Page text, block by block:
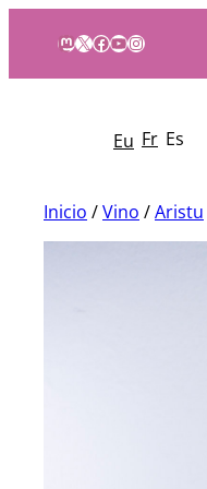
Mastodon
X Facebook
YouTube
Instagram
Eu Fr Es
Inicio /Vino /Aristu